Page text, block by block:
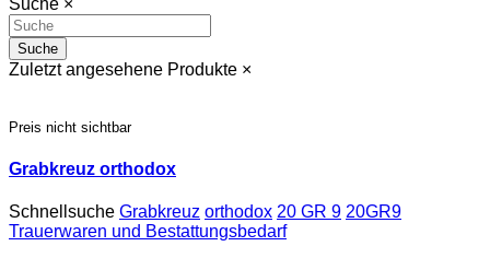
Suche
Zuletzt angesehene Produkte ×
Preis nicht sichtbar
Grabkreuz orthodox
Schnellsuche Grabkreuz orthodox 20 GR 9 20GR9
Trauerwaren und Bestattungsbedarf